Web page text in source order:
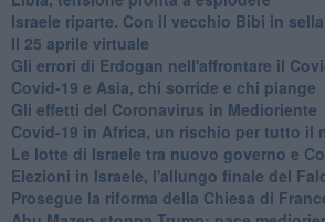
Israele riparte. Con il vecchio Bibi in sella
Il 25 aprile virtuale
Gli errori di Erdogan nell'affrontare il
Covid-19 e Asia, chi sorride e chi piange
Gli effetti del Coronavirus in Medioriente
Covid-19 in Africa, un rischio per tutto il
Le lotte di Israele tra nuovo governo e
Elezioni in Israele, l'allungo finale del
Prosegue la riforma della Chiesa di